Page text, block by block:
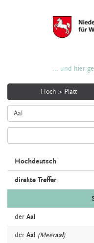
... und hier
Hoch > Platt
Hochdeutsch
direkte Treffer
der Aal
der Aal (Meeraal)